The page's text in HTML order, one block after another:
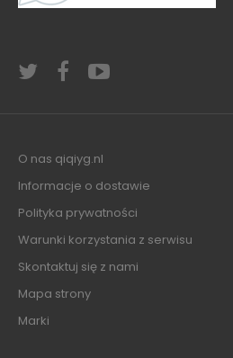
O nas qiqiyg.nl
Informacje o dostawie
Polityka prywatności
Warunki korzystania z serwisu
Skontaktuj się z nami
Mapa strony
Marki